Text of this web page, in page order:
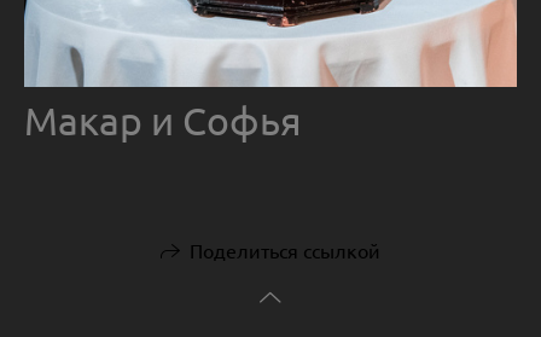
Макар и Софья
Поделиться ссылкой